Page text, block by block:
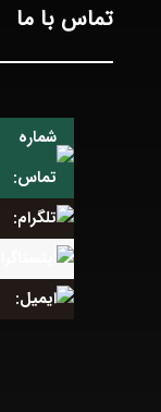
تماس با ما
شماره
تماس:
تلگرام:
ایمیل: